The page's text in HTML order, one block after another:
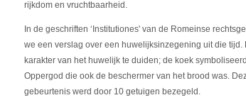
rijkdom en vruchtbaarheid.
In de geschriften ‘Institutiones' van de Romeinse
we een verslag over een huwelijksinzegening uit die
karakter van het huwelijk te duiden; de koek
Oppergod die ook de beschermer van het brood was.
gebeurtenis werd door 10 getuigen bezegeld.